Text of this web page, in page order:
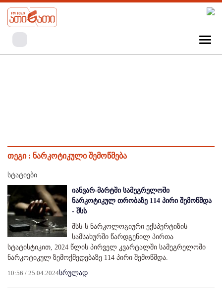
თეგი : ნარკოტიკული შემოწმება
სტატიები
იანვარ-მარტში სამეგრელოში
ნარკოტიკულ თრობაზე 114 პირი შემოწმდა
- შსს
შსს-ს ნარკოლოგიური ექსპერტიზის
სამსახურში წარდგენილ პირთა
სტატისტიკით, 2024 წლის პირველ კვარტალში სამეგრელოში
ნარკოტიკულ ზემოქმედებაზე 114 პირი შემოწმდა.
10:56 / 25.04.2024სრულად